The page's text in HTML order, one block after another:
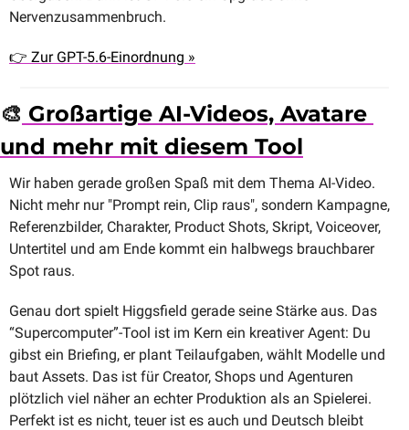
Nervenzusammenbruch.
👉 Zur GPT-5.6-Einordnung »
🎨 Großartige AI-Videos, Avatare
und mehr mit diesem Tool
Wir haben gerade großen Spaß mit dem Thema AI-Video.
Nicht mehr nur "Prompt rein, Clip raus", sondern Kampagne,
Referenzbilder, Charakter, Product Shots, Skript, Voiceover,
Untertitel und am Ende kommt ein halbwegs brauchbarer
Spot raus.
Genau dort spielt Higgsfield gerade seine Stärke aus. Das
“Supercomputer”-Tool ist im Kern ein kreativer Agent: Du
gibst ein Briefing, er plant Teilaufgaben, wählt Modelle und
baut Assets. Das ist für Creator, Shops und Agenturen
plötzlich viel näher an echter Produktion als an Spielerei.
Perfekt ist es nicht, teuer ist es auch und Deutsch bleibt